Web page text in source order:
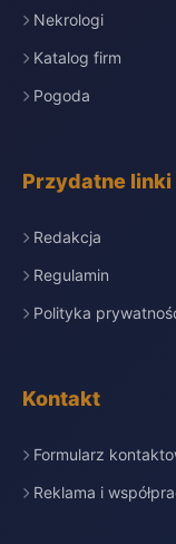
Nekrologi
Katalog firm
Pogoda
Przydatne linki
Redakcja
Regulamin
Polityka
Kontakt
Formularz
Reklama i